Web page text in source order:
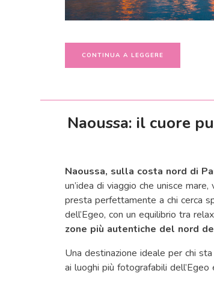
CONTINUA A LEGGERE
Naoussa: il cuore
Naoussa, sulla costa nord di
un’idea di viaggio che unisce
presta perfettamente a chi cerca
dell’Egeo, con un equilibrio tra
zone più autentiche del nord
Una destinazione ideale per chi
ai luoghi più fotografabili dell’Egeo